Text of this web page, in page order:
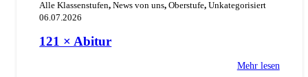
Alle Klassenstufen,News von uns,Oberstufe,Unkategorisiert
06.07.2026
121 × Abitur
Mehr lesen